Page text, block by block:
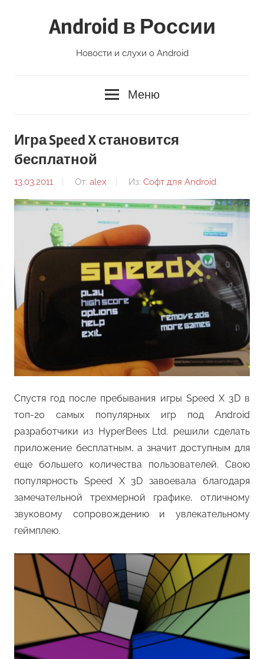
Android в России
Новости и слухи о Android
Меню
Игра Speed X становится
бесплатной
13.03.2011 От: alex Из: Софт для Android
Спустя год после пребывания игры Speed X 3D в
топ-20 самых популярных игр под Android
разработчики из HyperBees Ltd. решили сделать
приложение бесплатным, а значит доступным для
еще большего количества пользователей. Свою
популярность Speed X 3D завоевала благодаря
замечательной трехмерной графике, отличному
звуковому сопровождению и увлекательному
геймплею.